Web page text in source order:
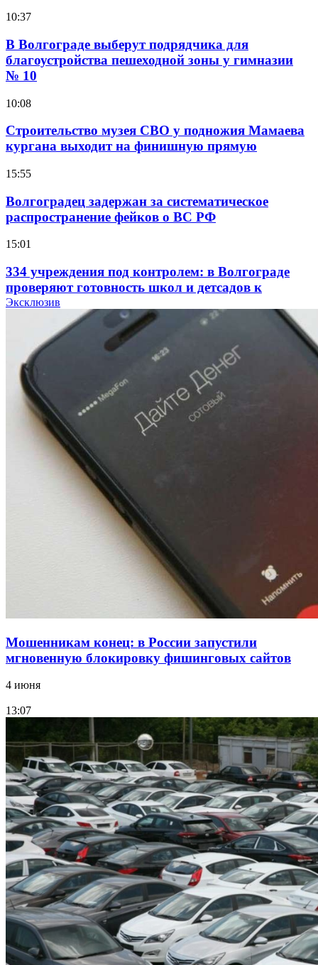
10:37
В Волгограде выберут подрядчика для
благоустройства пешеходной зоны у гимназии
№ 10
10:08
Строительство музея СВО у подножия Мамаева
кургана выходит на финишную прямую
15:55
Волгоградец задержан за систематическое
распространение фейков о ВС РФ
15:01
334 учреждения под контролем: в Волгограде
проверяют готовность школ и детсадов к
учебному году
Покушение на убийство в Волгограде: девушка
напала на незнакомую женщину с ножом
12:39
Сладкий праздник в Волгограде: в Центральном
парке прошёл фестиваль „Арбузный переполох“
Волгоградские компании нарастили экспорт:
заключены контракты на 3,6 млн долларов
Эксклюзив
Мошенникам конец: в России запустили
мгновенную блокировку фишинговых сайтов
4 июня
13:07